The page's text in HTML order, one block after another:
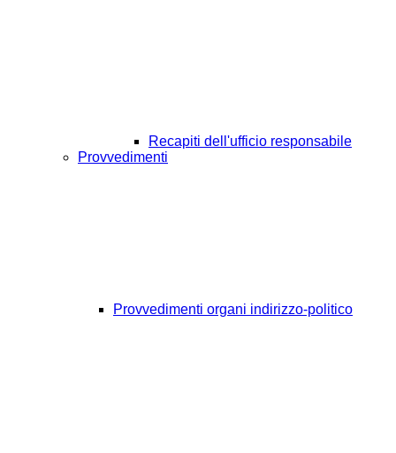
Recapiti dell'ufficio responsabile
Provvedimenti
Provvedimenti organi indirizzo-politico